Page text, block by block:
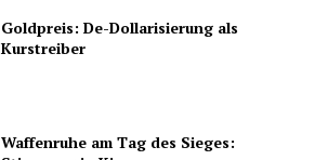
Goldpreis: De-Dollarisierung als
Kurstreiber
Waffenruhe am Tag des Sieges: